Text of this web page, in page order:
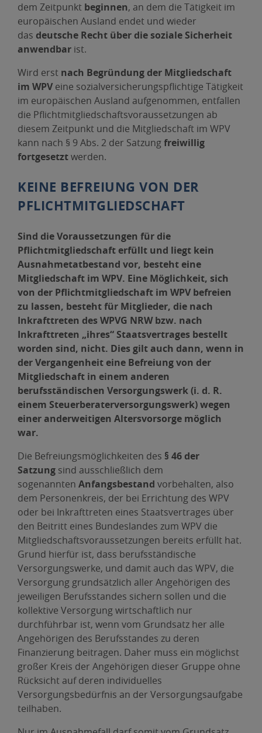
dem Zeitpunkt beginnen, an dem die Tätigkeit im
europäischen Ausland endet und wieder
das deutsche Recht über die soziale Sicherheit
anwendbar ist.
Wird erst nach Begründung der Mitgliedschaft
im WPV eine sozialversicherungspflichtige Tätigkeit
im europäischen Ausland aufgenommen, entfallen
die Pflichtmitgliedschaftsvoraussetzungen ab
diesem Zeitpunkt und die Mitgliedschaft im WPV
kann nach § 9 Abs. 2 der Satzungfreiwillig
fortgesetztwerden.
KEINE BEFREIUNG VON DER
PFLICHTMITGLIEDSCHAFT
Sind die Voraussetzungen für die
Pflichtmitgliedschaft erfüllt und liegt kein
Ausnahmetatbestand vor, besteht eine
Mitgliedschaft im WPV. Eine Möglichkeit, sich
von der Pflichtmitgliedschaft im WPV befreien
zu lassen, besteht für Mitglieder, die nach
Inkrafttreten des WPVG NRW bzw. nach
Inkrafttreten „ihres“ Staatsvertrages bestellt
worden sind, nicht. Dies gilt auch dann, wenn in
der Vergangenheit eine Befreiung von der
Mitgliedschaft in einem anderen
berufsständischen Versorgungswerk (i. d. R.
einem Steuerberaterversorgungswerk) wegen
einer anderweitigen Altersvorsorge möglich
war.
Die Befreiungsmöglichkeiten des § 46 der
Satzung sind ausschließlich dem
sogenannten Anfangsbestand vorbehalten, also
dem Personenkreis, der bei Errichtung des WPV
oder bei Inkrafttreten eines Staatsvertrages über
den Beitritt eines Bundeslandes zum WPV die
Mitgliedschaftsvoraussetzungen bereits erfüllt hat.
Grund hierfür ist, dass berufsständische
Versorgungswerke, und damit auch das WPV, die
Versorgung grundsätzlich aller Angehörigen des
jeweiligen Berufsstandes sichern sollen und die
kollektive Versorgung wirtschaftlich nur
durchführbar ist, wenn vom Grundsatz her alle
Angehörigen des Berufsstandes zu deren
Finanzierung beitragen. Daher muss ein möglichst
großer Kreis der Angehörigen dieser Gruppe ohne
Rücksicht auf deren individuelles
Versorgungsbedürfnis an der Versorgungsaufgabe
teilhaben.